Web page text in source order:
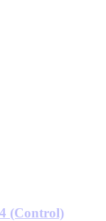
(Control)